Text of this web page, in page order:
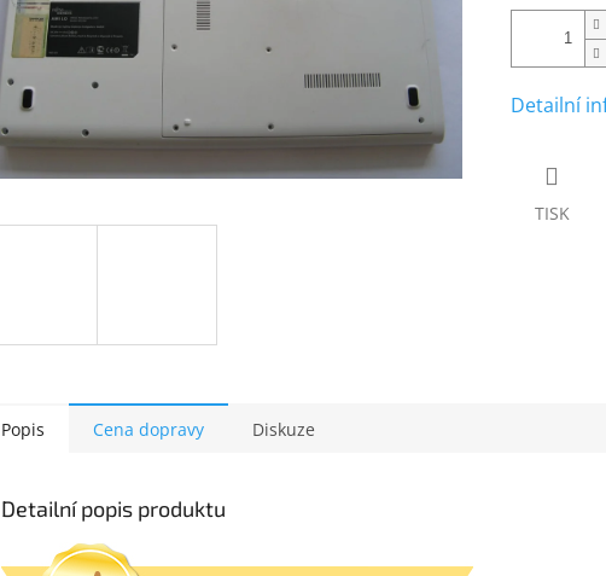
Detailní
TISK
Popis Cena dopravy Diskuze
Detailní popis produktu